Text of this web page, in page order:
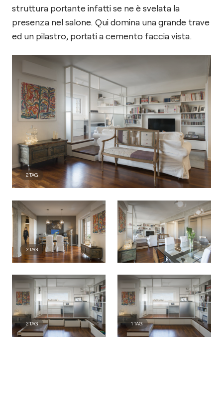
2TAG
struttura portante infatti se ne è svelata la
presenza nel salone. Qui domina una grande trave
ed un pilastro, portati a cemento faccia vista.
2TAG
2TAG 1TAG